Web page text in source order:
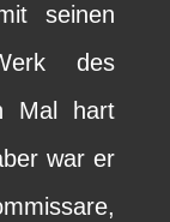
seinen
des
Mal hart
war er